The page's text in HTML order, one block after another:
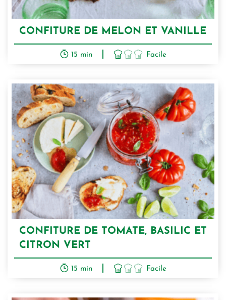
CONFITURE DE MELON ET VANILLE
15 min Facile
CONFITURE DE TOMATE, BASILIC ET
CITRON VERT
15 min Facile